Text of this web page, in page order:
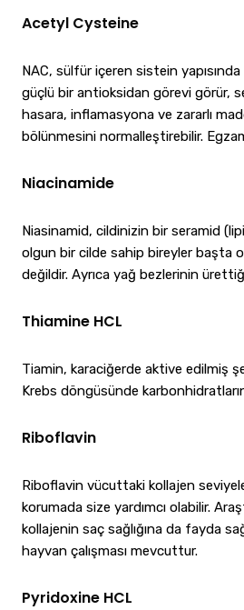
Acetyl Cysteine
NAC, sülfür içeren sistein
güçlü bir antioksidan görevi görür,
hasara, inflamasyona ve zararlı
bölünmesini normalleştirebilir.
Niacinamide
Niasinamid, cildinizin bir seramid
olgun bir cilde sahip bireyler başta
değildir. Ayrıca yağ bezlerinin
Thiamine HCL
Tiamin, karaciğerde aktive edilmiş
Krebs döngüsünde
Riboflavin
Riboflavin vücuttaki kollajen
korumada size yardımcı olabilir.
kollajenin saç sağlığına da fayda
hayvan çalışması mevcuttur.
Pyridoxine HCL